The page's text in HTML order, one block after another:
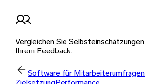
Vergleichen Sie
Ihrem Feedback.
Software für Mitarbeiterumfragen